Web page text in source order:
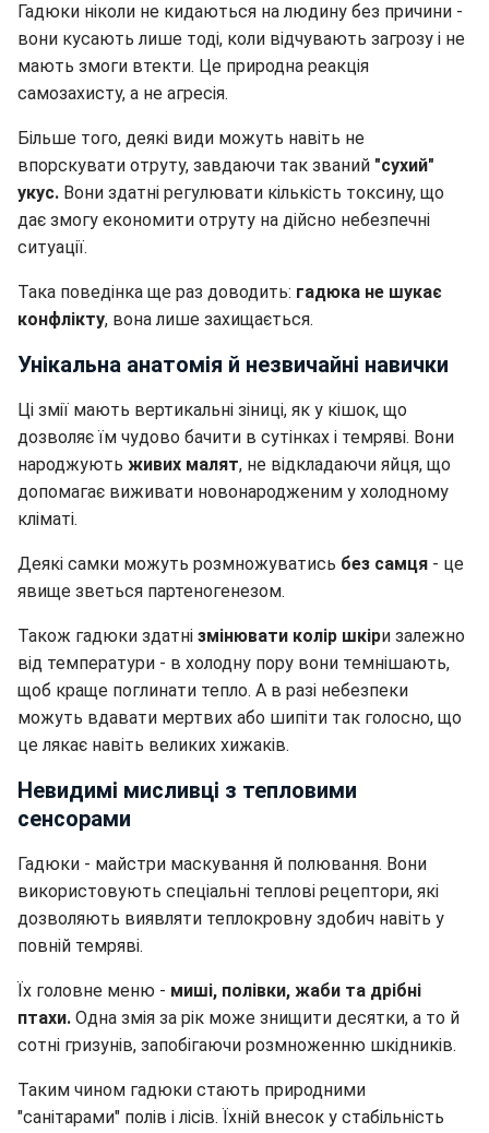
Гадюки ніколи не кидаються на людину без причини -
вони кусають лише тоді, коли відчувають загрозу і не
мають змоги втекти. Це природна реакція
самозахисту, а не агресія.
Більше того, деякі види можуть навіть не
впорскувати отруту, завдаючи так званий "сухий"
укус. Вони здатні регулювати кількість токсину, що
дає змогу економити отруту на дійсно небезпечні
ситуації.
Така поведінка ще раз доводить: гадюка не шукає
конфлікту, вона лише захищається.
Унікальна анатомія й незвичайні навички
Ці змії мають вертикальні зіниці, як у кішок, що
дозволяє їм чудово бачити в сутінках і темряві. Вони
народжують живих малят, не відкладаючи яйця, що
допомагає виживати новонародженим у холодному
кліматі.
Деякі самки можуть розмножуватись без самця - це
явище зветься партеногенезом.
Також гадюки здатні змінювати колір шкіри залежно
від температури - в холодну пору вони темнішають,
щоб краще поглинати тепло. А в разі небезпеки
можуть вдавати мертвих або шипіти так голосно, що
це лякає навіть великих хижаків.
Невидимі мисливці з тепловими
сенсорами
Гадюки - майстри маскування й полювання. Вони
використовують спеціальні теплові рецептори, які
дозволяють виявляти теплокровну здобич навіть у
повній темряві.
Їх головне меню - миші, полівки, жаби та дрібні
птахи. Одна змія за рік може знищити десятки, а то й
сотні гризунів, запобігаючи розмноженню шкідників.
Таким чином гадюки стають природними
"санітарами" полів і лісів. Їхній внесок у стабільність